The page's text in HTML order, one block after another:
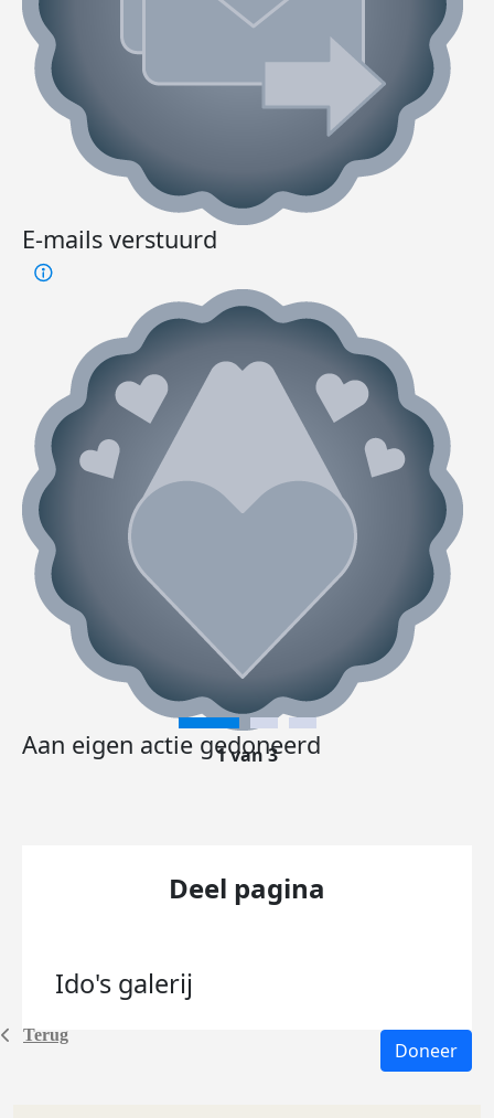
Terug
E-mails verstuurd
Aan eigen actie gedoneerd
1 van 3
Deel pagina
Ido's galerij
Doneer